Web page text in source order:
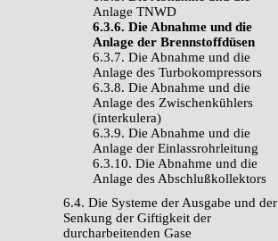
Anlage TNWD
6.3.6. Die Abnahme und die
Anlage der Brennstoffdüsen
6.3.7. Die Abnahme und die
Anlage des Turbokompressors
6.3.8. Die Abnahme und die
Anlage des Zwischenkühlers
(interkulera)
6.3.9. Die Abnahme und die
Anlage der Einlassrohrleitung
6.3.10. Die Abnahme und die
Anlage des Abschlußkollektors
6.4. Die Systeme der Ausgabe und der
Senkung der Giftigkeit der
durcharbeitenden Gase